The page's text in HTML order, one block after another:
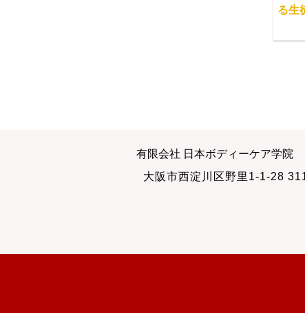
る生
マッサージの復習がで
ーク
有限会社 日本ボディーケア学院
大阪市西淀川区野里1-1-28